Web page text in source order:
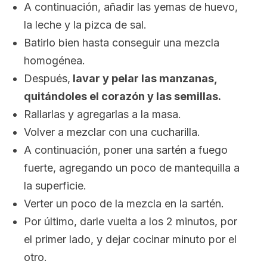
A continuación, añadir las yemas de huevo,
la leche y la pizca de sal.
Batirlo bien hasta conseguir una mezcla
homogénea.
Después, lavar y pelar las manzanas,
quitándoles el corazón y las semillas.
Rallarlas y agregarlas a la masa.
Volver a mezclar con una cucharilla.
A continuación, poner una sartén a fuego
fuerte, agregando un poco de mantequilla a
la superficie.
Verter un poco de la mezcla en la sartén.
Por último, darle vuelta a los 2 minutos, por
el primer lado, y dejar cocinar minuto por el
otro.